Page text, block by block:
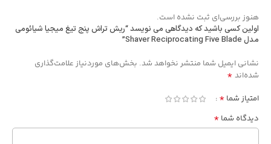
هنوز بررسی‌ای ثبت نشده است.
اولین کسی باشید که دیدگاهی می نویسد “ریش تراش پنج تیغ میجیا شیائومی
مدل Shaver Reciprocating Five Blade”
نشانی ایمیل شما منتشر نخواهد شد. بخش‌های موردنیاز علامت‌گذاری
شده‌اند *
امتیاز شما *
دیدگاه شما *
Alternative: